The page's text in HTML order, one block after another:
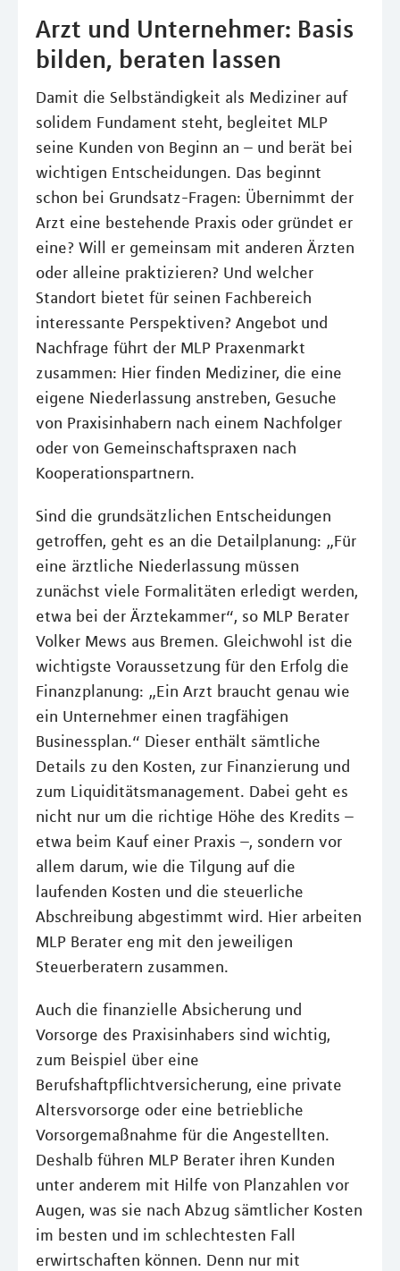
Arzt und Unternehmer: Basis
bilden, beraten lassen
Damit die Selbständigkeit als Mediziner auf
solidem Fundament steht, begleitet MLP
seine Kunden von Beginn an – und berät bei
wichtigen Entscheidungen. Das beginnt
schon bei Grundsatz-Fragen: Übernimmt der
Arzt eine bestehende Praxis oder gründet er
eine? Will er gemeinsam mit anderen Ärzten
oder alleine praktizieren? Und welcher
Standort bietet für seinen Fachbereich
interessante Perspektiven? Angebot und
Nachfrage führt der MLP Praxenmarkt
zusammen: Hier finden Mediziner, die eine
eigene Niederlassung anstreben, Gesuche
von Praxisinhabern nach einem Nachfolger
oder von Gemeinschaftspraxen nach
Kooperationspartnern.
Sind die grundsätzlichen Entscheidungen
getroffen, geht es an die Detailplanung: „Für
eine ärztliche Niederlassung müssen
zunächst viele Formalitäten erledigt werden,
etwa bei der Ärztekammer“, so MLP Berater
Volker Mews aus Bremen. Gleichwohl ist die
wichtigste Voraussetzung für den Erfolg die
Finanzplanung: „Ein Arzt braucht genau wie
ein Unternehmer einen tragfähigen
Businessplan.“ Dieser enthält sämtliche
Details zu den Kosten, zur Finanzierung und
zum Liquiditätsmanagement. Dabei geht es
nicht nur um die richtige Höhe des Kredits –
etwa beim Kauf einer Praxis –, sondern vor
allem darum, wie die Tilgung auf die
laufenden Kosten und die steuerliche
Abschreibung abgestimmt wird. Hier arbeiten
MLP Berater eng mit den jeweiligen
Steuerberatern zusammen.
Auch die finanzielle Absicherung und
Vorsorge des Praxisinhabers sind wichtig,
zum Beispiel über eine
Berufshaftpflichtversicherung, eine private
Altersvorsorge oder eine betriebliche
Vorsorgemaßnahme für die Angestellten.
Deshalb führen MLP Berater ihren Kunden
unter anderem mit Hilfe von Planzahlen vor
Augen, was sie nach Abzug sämtlicher Kosten
im besten und im schlechtesten Fall
erwirtschaften können. Denn nur mit